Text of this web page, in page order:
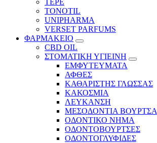
TONOTIL
UNIPHARMA
VERSET PARFUMS
ΦΑΡΜΑΚΕΙΟ
CBD OIL
ΣΤΟΜΑΤΙΚΗ ΥΓΙΕΙΝΗ
ΕΜΦΥΤΕΥΜΑΤΑ
ΑΦΘΕΣ
ΚΑΘΑΡΙΣΤΗΣ ΓΛΩΣΣΑΣ
ΚΑΚΟΣΜΙΑ
ΛΕΥΚΑΝΣΗ
ΜΕΣΟΔΟΝΤΙΑ
ΟΔΟΝΤΙΚΟ ΝΗΜΑ
ΟΔΟΝΤΟΒΟΥΡΤΣΕΣ
ΟΔΟΝΤΟΓΛΥΦΙΔΕΣ